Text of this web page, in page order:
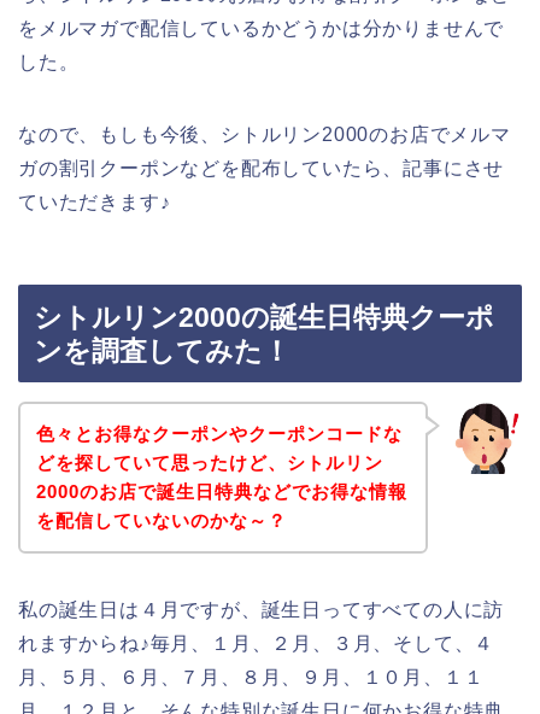
をメルマガで配信しているかどうかは分かりませんで
した。
なので、もしも今後、シトルリン2000のお店でメルマ
ガの割引クーポンなどを配布していたら、記事にさせ
ていただきます♪
シトルリン2000の誕生日特典クーポ
ンを調査してみた！
色々とお得なクーポンやクーポンコードな
どを探していて思ったけど、シトルリン
2000のお店で誕生日特典などでお得な情報
を配信していないのかな～？
私の誕生日は４月ですが、誕生日ってすべての人に訪
れますからね♪毎月、１月、２月、３月、そして、４
月、５月、６月、７月、８月、９月、１０月、１１